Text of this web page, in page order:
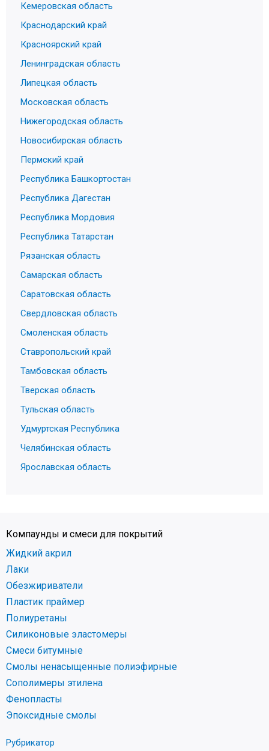
Кемеровская область
Краснодарский край
Красноярский край
Ленинградская область
Липецкая область
Московская область
Нижегородская область
Новосибирская область
Пермский край
Республика Башкортостан
Республика Дагестан
Республика Мордовия
Республика Татарстан
Рязанская область
Самарская область
Саратовская область
Свердловская область
Смоленская область
Ставропольский край
Тамбовская область
Тверская область
Тульская область
Удмуртская Республика
Челябинская область
Ярославская область
Компаунды и смеси для покрытий
Жидкий акрил
Лаки
Обезжириватели
Пластик праймер
Полиуретаны
Силиконовые эластомеры
Смеси битумные
Смолы ненасыщенные полиэфирные
Сополимеры этилена
Фенопласты
Эпоксидные смолы
Рубрикатор